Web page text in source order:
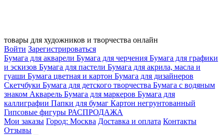
товары для художников и творчества онлайн
Войти Зарегистрироваться
Бумага для акварели Бумага для черчения Бумага для графики
и эскизов Бумага для пастели Бумага для акрила, масла и
гуаши Бумага цветная и картон Бумага для дизайнеров
Скетчбуки Бумага для детского творчества Бумага с водяным
знаком Акварель Бумага для маркеров Бумага для
каллиграфии Папки для бумаг Картон негрунтованный
Гипсовые фигуры РАСПРОДАЖА
Мои заказы Город: Москва Доставка и оплата Контакты
Отзывы